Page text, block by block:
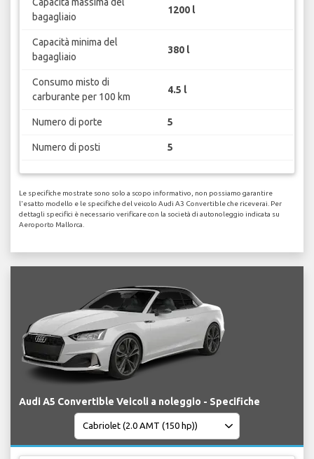
bagagliaio
1200 l
Capacità minima del
bagagliaio
380 l
Consumo misto di
carburante per 100 km
4.5 l
Numero di porte 5
Numero di posti 5
Le specifiche mostrate sono solo a scopo informativo, non possiamo garantire
l'esatto modello e le specifiche del veicolo Audi A3 Convertible che riceverai. Per
dettagli specifici è necessario verificare con la società di autonoleggio indicata su
Aeroporto Mallorca.
Audi A5 Convertible Veicoli a noleggio - Specifiche